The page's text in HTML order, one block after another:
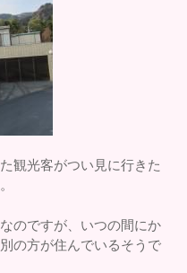
観光客がつい見に行きた
のですが、いつの間にか
の方が住んでいるそうで